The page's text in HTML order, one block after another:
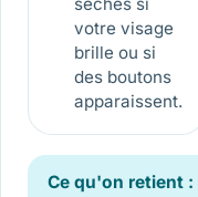
votre visage
brille ou si
des boutons
apparaissent.
Ce qu'on retient :